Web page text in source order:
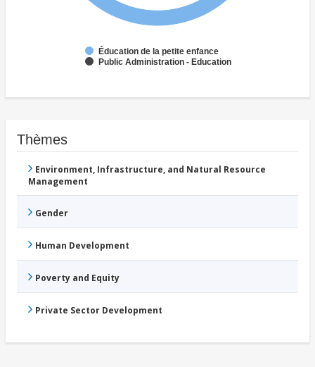
Éducation de la petite enfance
Public Administration - Education
Thèmes
Environment, Infrastructure, and Natural Resource
Management
Gender
Human Development
Poverty and Equity
Private Sector Development